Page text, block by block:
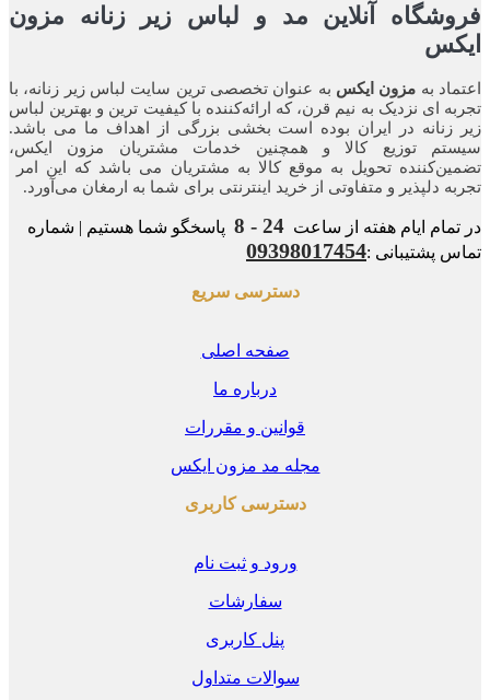
آنلاین مد و لباس زیر زنانه مزون
بهمزون ایکس به عنوان تخصصی ترین سایت لباس زیر زنانه، با
ای نزدیک به نیم قرن، که ارائه‌کننده با کیفیت ترین و بهترین لباس
زنانه در ایران بوده ‌است بخشی بزرگی از اهداف ما می باشد.
توزیع کالا و همچنین خدمات مشتریان مزون ایکس،
تحویل به موقع کالا به مشتریان می باشد که این امر
دلپذیر و متفاوتی از خرید اینترنتی برای شما به ارمغان می‌آورد.
ایام هفته از ساعت24 - 8
پاسخگو شما هستیم | شماره
پشتیبانی :09398017454
دسترسی سریع
صفحه اصلی
درباره ما
قوانین و مقررات
مجله مد مزون ایکس
دسترسی کاربری
ورود و ثبت نام
سفارشات
پنل کاربری
سوالات متداول